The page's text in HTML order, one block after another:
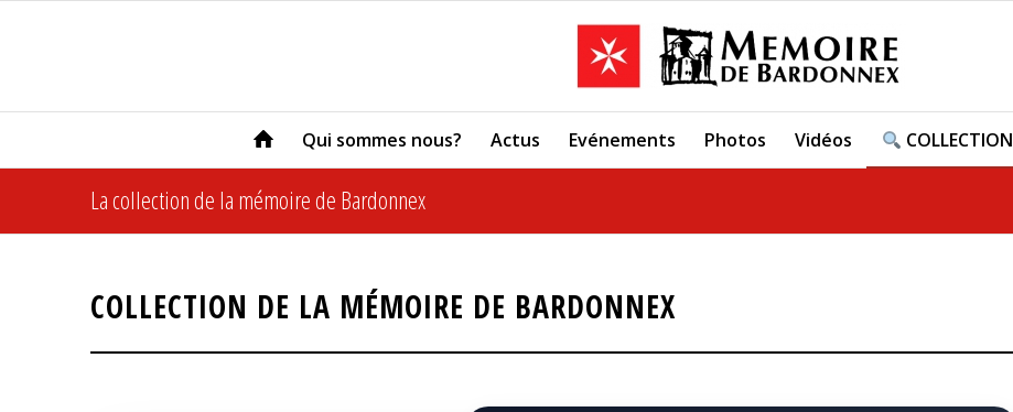
Qui sommes nous? Actus Evénements Photos Vidéos COLLECTION
La collection de la mémoire de Bardonnex
COLLECTION DE LA MÉMOIRE DE BARDONNEX